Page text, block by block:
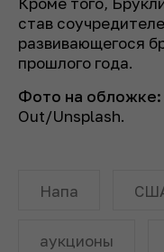
став
развивающегося
прошлого года.
Фото на обложке:
Out/Unsplash.
Напа
аукционы